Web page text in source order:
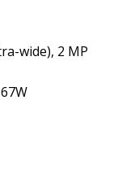
wide), 2 MP